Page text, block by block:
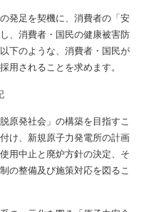
発足を契機に、消費者の「安
、消費者・国民の健康被害防
下のような、消費者・国民が
用されることを求めます。
原発社会」の構築を目指すこ
け、新規原子力発電所の計画
用中止と廃炉方針の決定、そ
の整備及び施策対応を図るこ